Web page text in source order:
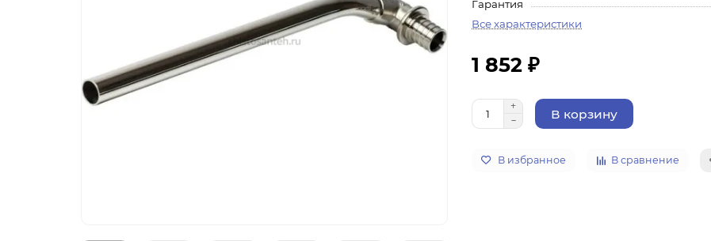
Гарантия
Все характеристики
1 852 ₽
В корзину
В избранное В сравнение